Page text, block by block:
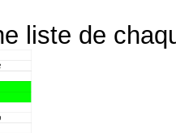
liste de